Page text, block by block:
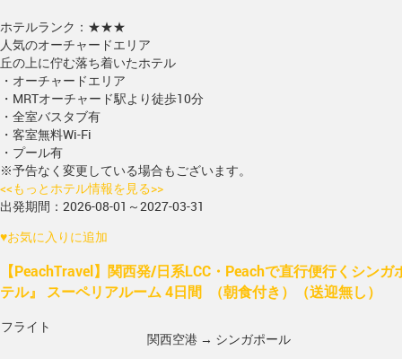
ホテルランク：★★★
人気のオーチャードエリア
丘の上に佇む落ち着いたホテル
・オーチャードエリア
・MRTオーチャード駅より徒歩10分
・全室バスタブ有
・客室無料Wi-Fi
・プール有
※予告なく変更している場合もございます。
<<もっとホテル情報を見る>>
出発期間：2026-08-01～2027-03-31
♥お気に入りに追加
【PeachTravel】関西発/日系LCC・Peachで直行便行くシン
テル』 スーペリアルーム 4日間 （朝食付き）（送迎無し）
フライト
関西空港 → シンガポール